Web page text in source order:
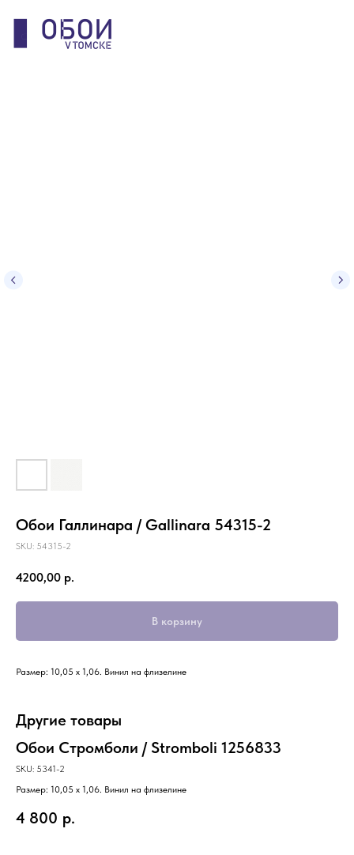
Обои Галлинара / Gallinara 54315-2
SKU: 54315-2
4200,00 р.
В корзину
Размер: 10,05 х 1,06. Винил на флизелине
Другие товары
Обои Стромболи / Stromboli 1256833
SKU: 5341-2
Размер: 10,05 х 1,06. Винил на флизелине
4 800 р.